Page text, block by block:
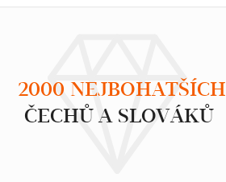
2000 NEJBOHATŠÍCH
ČECHŮ A SLOVÁKŮ